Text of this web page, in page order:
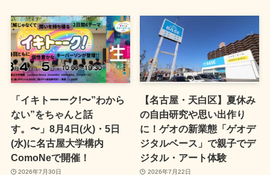
「イキトーーク!〜”わから
ない”をちゃんと話
す。〜」8月4日(火)・5日
(水)に名古屋大学構内
ComoNeで開催！
2026年7月30日
【名古屋・天白区】夏休み
の自由研究や思い出作り
に！ゲオの新業態「ゲオデ
ジタルベース」で親子でデ
ジタル・アート体験
2026年7月22日